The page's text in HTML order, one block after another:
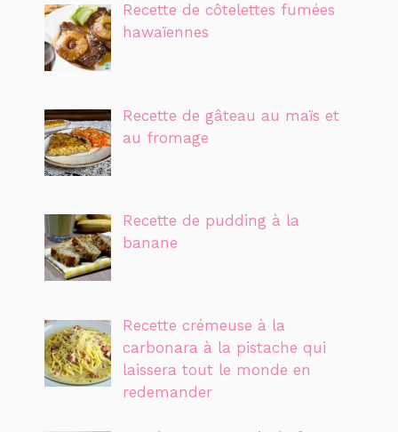
Recette de côtelettes fumées
hawaïennes
Recette de gâteau au maïs et
au fromage
Recette de pudding à la
banane
Recette crémeuse à la
carbonara à la pistache qui
laissera tout le monde en
redemander